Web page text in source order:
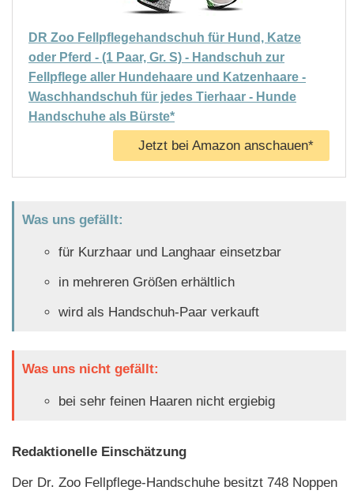
DR Zoo Fellpflegehandschuh für Hund, Katze
oder Pferd - (1 Paar, Gr. S) - Handschuh zur
Fellpflege aller Hundehaare und Katzenhaare -
Waschhandschuh für jedes Tierhaar - Hunde
Handschuhe als Bürste*
Jetzt bei Amazon anschauen*
Was uns gefällt:
für Kurzhaar und Langhaar einsetzbar
in mehreren Größen erhältlich
wird als Handschuh-Paar verkauft
Was uns nicht gefällt:
bei sehr feinen Haaren nicht ergiebig
Redaktionelle Einschätzung
Der Dr. Zoo Fellpflege-Handschuhe besitzt 748 Noppen